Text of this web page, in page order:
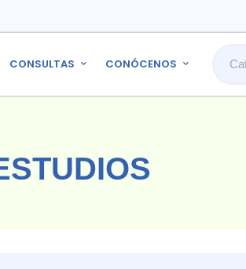
CONSULTAS CONÓCENOS